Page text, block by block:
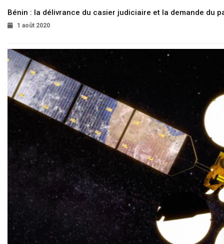
Bénin : la délivrance du casier judiciaire et la demande du
1 août 2020